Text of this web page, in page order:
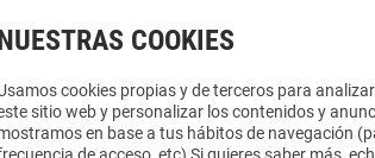
COOKIES
cookies propias y de terceros para
sitio web y personalizar los contenidos y
en base a tus hábitos de navegación